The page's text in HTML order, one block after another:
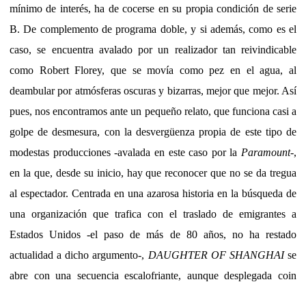
mínimo de interés, ha de cocerse en su propia condición de serie
B. De complemento de programa doble, y si además, como es el
caso, se encuentra avalado por un realizador tan reivindicable
como Robert Florey, que se movía como pez en el agua, al
deambular por atmósferas oscuras y bizarras, mejor que mejor. Así
pues, nos encontramos ante un pequeño relato, que funciona casi a
golpe de desmesura, con la desvergüenza propia de este tipo de
modestas producciones -avalada en este caso por la Paramount-,
en la que, desde su inicio, hay que reconocer que no se da tregua
al espectador. Centrada en una azarosa historia en la búsqueda de
una organización que trafica con el traslado de emigrantes a
Estados Unidos -el paso de más de 80 años, no ha restado
actualidad a dicho argumento-, DAUGHTER OF SHANGHAIse
abre con una secuencia escalofriante, aunque desplegada coin